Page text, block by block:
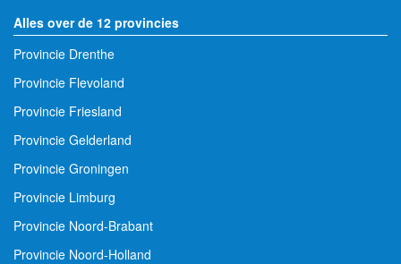
Alles over de 12 provincies
Provincie Drenthe
Provincie Flevoland
Provincie Friesland
Provincie Gelderland
Provincie Groningen
Provincie Limburg
Provincie Noord-Brabant
Provincie Noord-Holland